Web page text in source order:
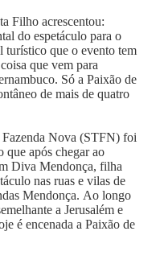
Filho acrescentou:
do espetáculo para o
turístico que o evento tem
que vem para
Só a Paixão de
de mais de quatro
Fazenda Nova (STFN) foi
que após chegar ao
Diva Mendonça, filha
nas ruas e vilas de
Mendonça. Ao longo
a Jerusalém e
é encenada a Paixão de